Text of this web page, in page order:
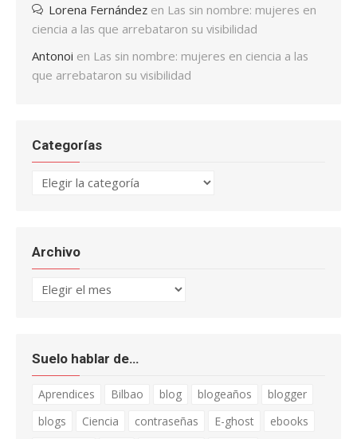
Lorena Fernández en Las sin nombre: mujeres en
ciencia a las que arrebataron su visibilidad
Antonoi en Las sin nombre: mujeres en ciencia a las
que arrebataron su visibilidad
Categorías
Categorías
Archivo
Archivo
Suelo hablar de…
Aprendices Bilbao blog blogeaños
blogger
blogs
Ciencia contraseñas E-ghost
ebooks